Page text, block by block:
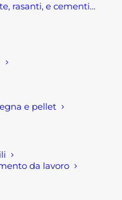
rasanti, e cementi…
e pellet
da lavoro
giardino